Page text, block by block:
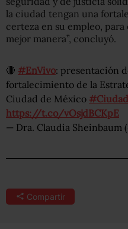
la ciudad tengan una
certeza en su empleo,
mejor manera”, concluyó.
🔴 #EnVivo: presentación
fortalecimiento de la
Ciudad de México
https://t.co/vOsjdBCKpE
— Dra. Claudia Sheinbaum
Compartir